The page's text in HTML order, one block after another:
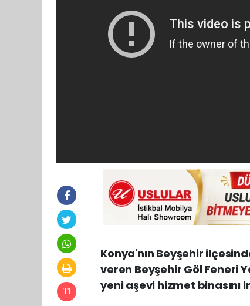
Konya'nın Beyşehir
veren Beyşehir Göl Feneri
yeni aşevi hizmet binasını